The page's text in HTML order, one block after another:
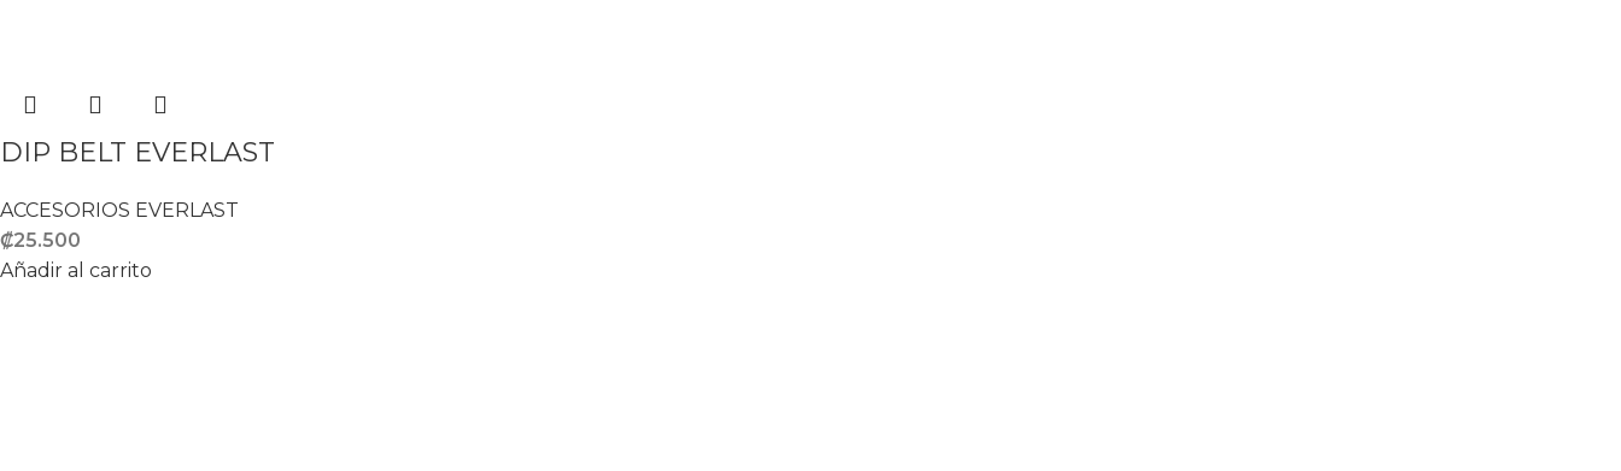
DIP BELT EVERLAST
ACCESORIOS EVERLAST
₡25.500
Añadir al carrito